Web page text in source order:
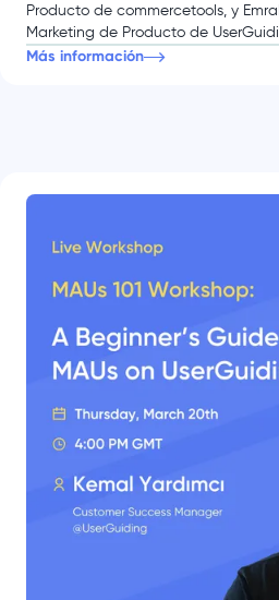
Producto de commercetools, y
Marketing de Producto de
Más información